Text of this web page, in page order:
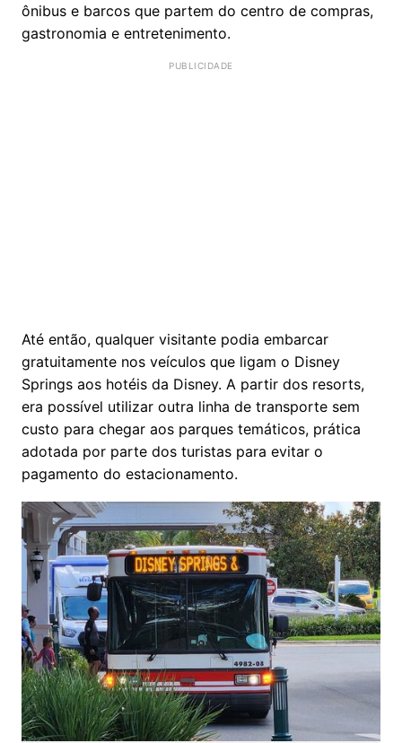
ônibus e barcos que partem do centro de compras,
gastronomia e entretenimento.
Até então, qualquer visitante podia embarcar
gratuitamente nos veículos que ligam o Disney
Springs aos hotéis da Disney. A partir dos resorts,
era possível utilizar outra linha de transporte sem
custo para chegar aos parques temáticos, prática
adotada por parte dos turistas para evitar o
pagamento do estacionamento.